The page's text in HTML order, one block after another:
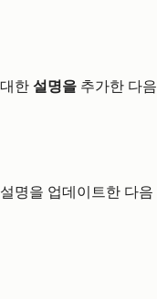
한 설명을 추가한 다음
설명을 업데이트한 다음